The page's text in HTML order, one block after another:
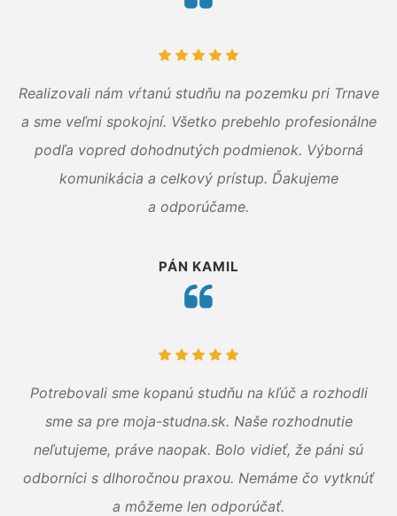
Realizovali nám vŕtanú studňu na pozemku pri Trnave
a sme veľmi spokojní. Všetko prebehlo profesionálne
podľa vopred dohodnutých podmienok. Výborná
komunikácia a celkový prístup. Ďakujeme
a odporúčame.
PÁN KAMIL
Potrebovali sme kopanú studňu na kľúč a rozhodli
sme sa pre moja-studna.sk. Naše rozhodnutie
neľutujeme, práve naopak. Bolo vidieť, že páni sú
odborníci s dlhoročnou praxou. Nemáme čo vytknúť
a môžeme len odporúčať.